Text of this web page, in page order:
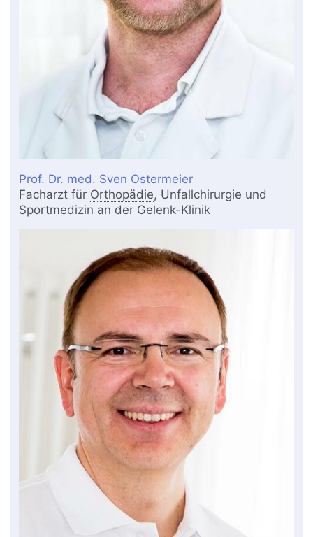
Prof. Dr. med. Sven Ostermeier
Facharzt für Orthopädie, Unfallchirurgie und
Sportmedizin an der Gelenk-Klinik